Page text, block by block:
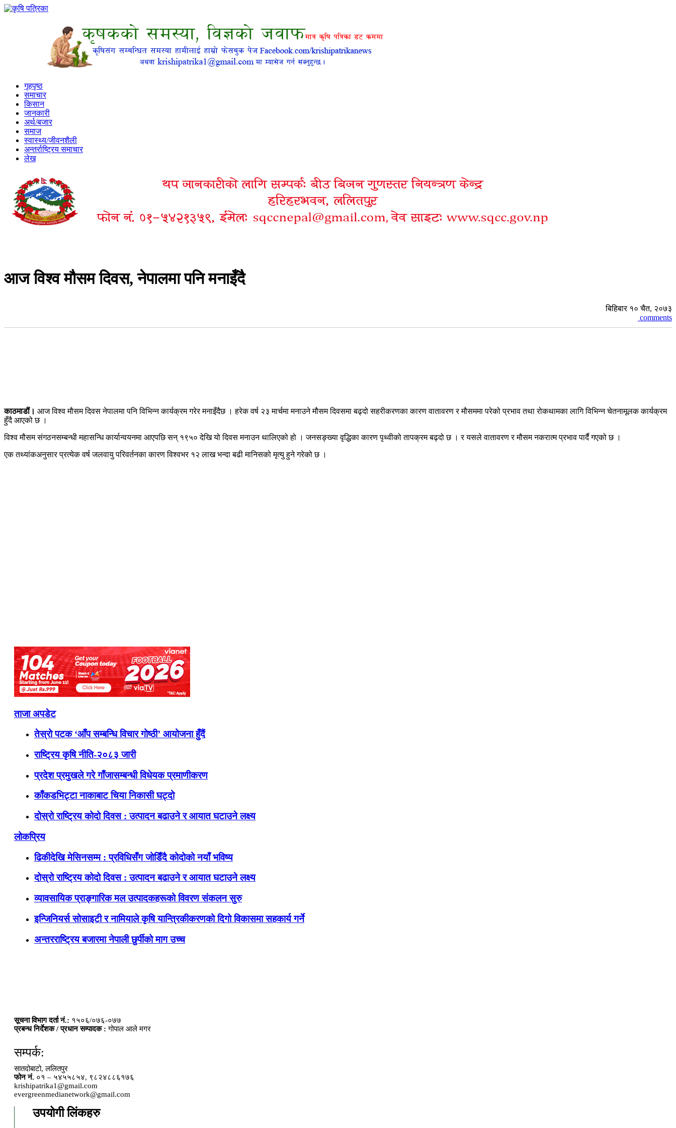
गृहपृष्ठ
समाचार
किसान
जानकारी
अर्थ/बजार
समाज
स्वास्थ्य/जीवनशैली
अन्तर्राष्ट्रिय समाचार
लेख
आज विश्व मौसम दिवस, नेपालमा पनि मनाइँदै
बिहिबार १० चैत, २०७३
comments
काठमाडौं। आज विश्व मौसम दिवस नेपालमा पनि विभिन्न कार्यक्रम गरेर मनाइँदैछ । हरेक वर्ष २३ मार्चमा मनाउने मौसम दिवसमा बढ्दो सहरीकरणका कारण वातावरण र मौसममा परेको प्रभाव तथा रोकथामका लागि विभिन्न चेतनामूलक कार्यक्रम
हुँदै आएको छ ।
विश्व मौसम संगठनसम्बन्धी महासन्धि कार्यान्वयनमा आएपछि सन् १९५० देखि यो दिवस मनाउन थालिएको हो । जनसङ्ख्या वृद्धिका कारण पृथ्वीको तापक्रम बढ्दो छ । र यसले वातावरण र मौसम नकरात्म प्रभाव पार्दै गएको छ ।
एक तथ्यांकअनुसार प्रत्येक वर्ष जलवायु परिवर्तनका कारण विश्वभर १२ लाख भन्दा बढी मानिसको मृत्यु हुने गरेको छ ।
ताजा अपडेट
तेस्रो पटक ‘आँप सम्बन्धि विचार गोष्ठी’ आयोजना हुँदैं
राष्ट्रिय कृषि नीति-२०८३ जारी
प्रदेश प्रमुखले गरे गाँजासम्बन्धी विधेयक प्रमाणीकरण
काँकडभिट्टा नाकाबाट चिया निकासी घट्दो
दोस्रो राष्ट्रिय कोदो दिवस : उत्पादन बढाउने र आयात घटाउने लक्ष्य
लोकप्रिय
ढिकीदेखि मेसिनसम्म : प्रविधिसँग जोडिँदै कोदोको नयाँ भविष्य
दोस्रो राष्ट्रिय कोदो दिवस : उत्पादन बढाउने र आयात घटाउने लक्ष्य
व्यावसायिक प्राङ्गारिक मल उत्पादकहरूको विवरण संकलन सुरु
इन्जिनियर्स सोसाइटी र नामियाले कृषि यान्त्रिकीकरणको दिगो विकासमा सहकार्य गर्ने
अन्तरराष्ट्रिय बजारमा नेपाली छुर्पीको माग उच्च
सूचना विभाग दर्ता नं.: १५०६/०७६-०७७
प्रबन्ध निर्देशक / प्रधान सम्पादक : गोपाल आले मगर
सम्पर्क:
सातदोबाटो, ललितपुर
फोन नं. ०१ – ५४५५८५४, ९८२४८८६१७६
krishipatrika1@gmail.com
evergreenmedianetwork@gmail.com
उपयोगी लिंकहरु